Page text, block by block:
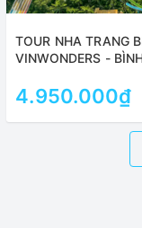
TOUR NHA TRANG
VINWONDERS -
4.950.000₫